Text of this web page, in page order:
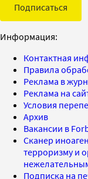
Подписаться
Информация:
Контактная
Правила
Реклама в
Реклама на
Условия
Архив
Вакансии в
Сканер
терроризму и
Подписка на